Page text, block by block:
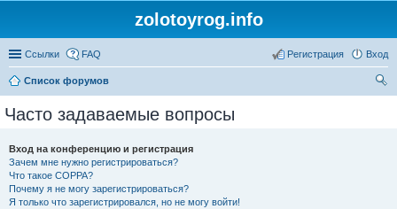
zolotoyrog.info
Ссылки FAQ Вход
Регистрация
Список форумов
Часто задаваемые вопросы
Вход на конференцию и регистрация
Зачем мне нужно регистрироваться?
Что такое COPPA?
Почему я не могу зарегистрироваться?
Я только что зарегистрировался, но не могу войти!